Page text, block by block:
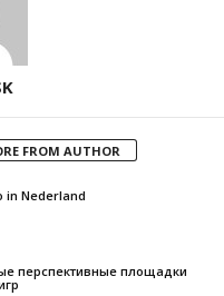
FROM AUTHOR
in Nederland
перспективные площадки